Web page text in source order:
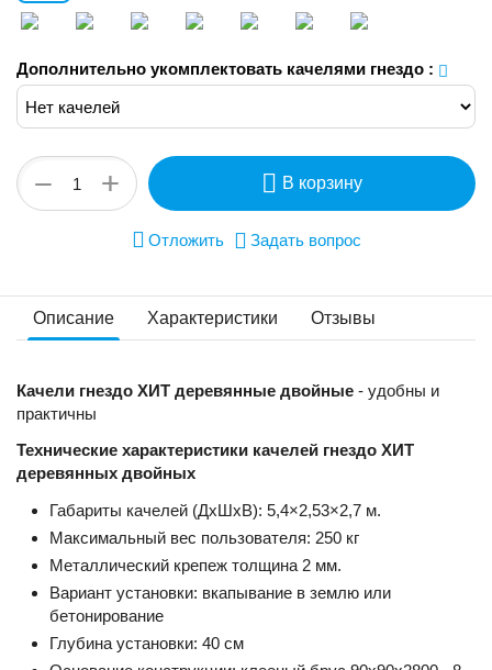
Дополнительно укомплектовать качелями гнездо :
+
− В корзину
Отложить Задать вопрос
Описание Характеристики Отзывы
Качели гнездо ХИТ деревянные двойные - удобны и
практичны
Технические характеристики качелей гнездо ХИТ
деревянных двойных
Габариты качелей (ДхШхВ): 5,4×2,53×2,7 м.
Максимальный вес пользователя: 250 кг
Металлический крепеж толщина 2 мм.
Вариант установки: вкапывание в землю или
бетонирование
Глубина установки: 40 см